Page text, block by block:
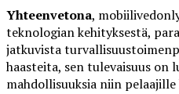
Yhteenvetona,
teknologian kehityksestä,
jatkuvista
haasteita, sen tulevaisuus on
mahdollisuuksia niin